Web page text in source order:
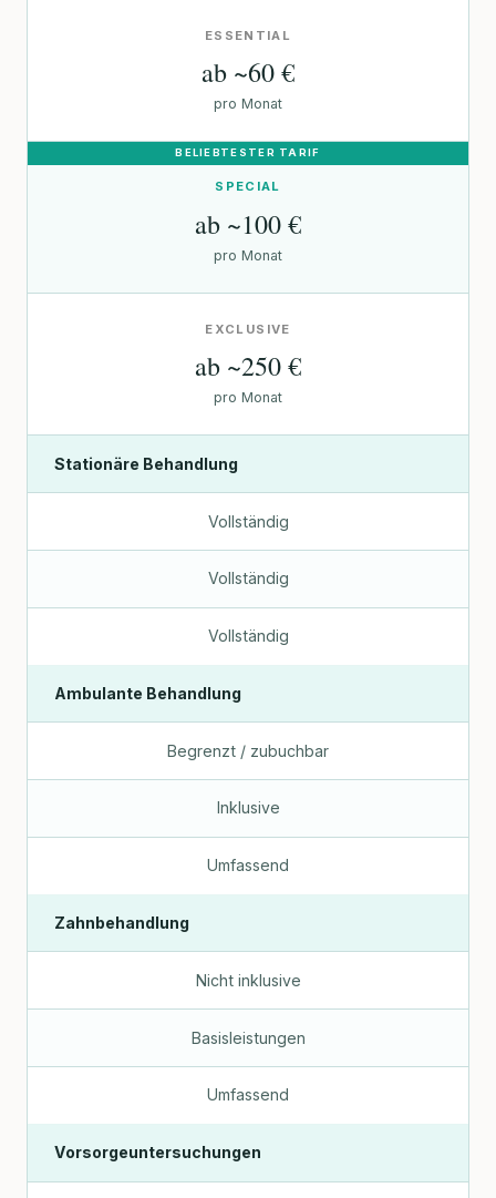
ESSENTIAL
ab ~60 €
pro Monat
SPECIAL
ab ~100 €
pro Monat
EXCLUSIVE
ab ~250 €
pro Monat
Stationäre Behandlung
Vollständig
Vollständig
Vollständig
Ambulante Behandlung
Begrenzt / zubuchbar
Inklusive
Umfassend
Zahnbehandlung
Nicht inklusive
Basisleistungen
Umfassend
Vorsorgeuntersuchungen